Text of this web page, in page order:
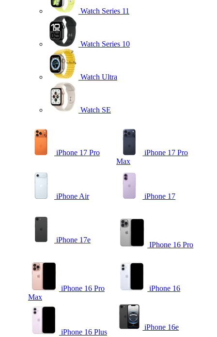
Watch Series 11
Watch Series 10
Watch Ultra
Watch SE
iPhone 17 Pro
iPhone 17 Pro
Max
iPhone Air iPhone 17
iPhone 17e
IPhone 16 Pro
iPhone 16 Pro
Max
iPhone 16
iPhone 16 Plus
iPhone 16e